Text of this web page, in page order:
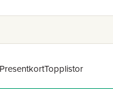
PresentkortTopplistor